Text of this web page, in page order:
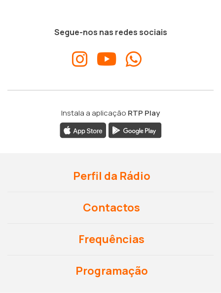
Segue-nos nas redes sociais
Instala a aplicação RTP Play
Perfil da Rádio
Contactos
Frequências
Programação